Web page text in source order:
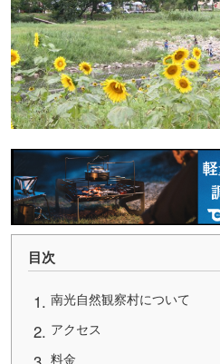
目次
南光自然観察村について
アクセス
料金